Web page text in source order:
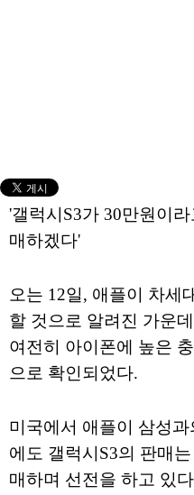
'갤럭시S3가 30만원이
매하겠다'
오는 12일, 애플이 차세
할 것으로 알려진 가운
여전히 아이폰에 높은
으로 확인되었다.
미국에서 애플이 삼성
에도 갤럭시S3의 판매
매하며 선전을 하고 있